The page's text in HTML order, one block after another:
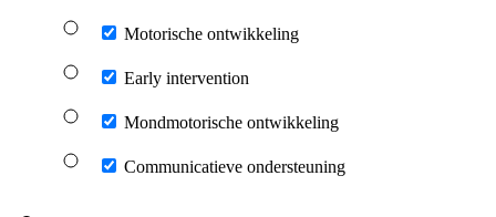
Motorische ontwikkeling
Early intervention
Mondmotorische ontwikkeling
Communicatieve ondersteuning